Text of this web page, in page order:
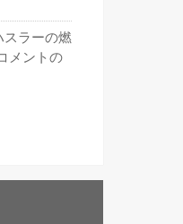
スラーの燃
メントの